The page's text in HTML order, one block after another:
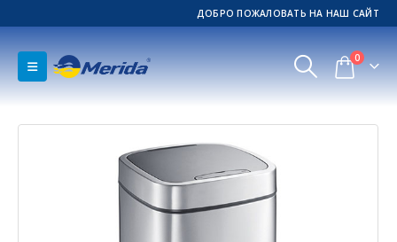
ДОБРО ПОЖАЛОВАТЬ НА НАШ САЙТ
0